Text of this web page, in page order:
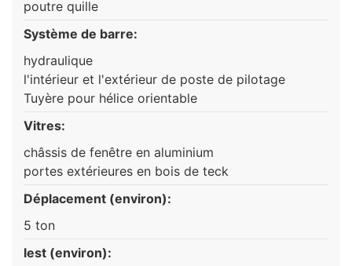
poutre quille
Système de barre:
hydraulique
l'intérieur et l'extérieur de poste de pilotage
Tuyère pour hélice orientable
Vitres:
châssis de fenêtre en aluminium
portes extérieures en bois de teck
Déplacement (environ):
5 ton
lest (environ):